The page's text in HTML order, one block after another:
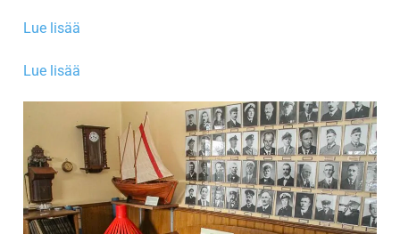
Lue lisää
Lue lisää